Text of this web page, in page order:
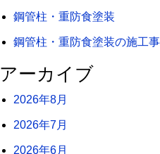
鋼管柱・重防食塗装
鋼管柱・重防食塗装の施工
アーカイブ
2026年8月
2026年7月
2026年6月